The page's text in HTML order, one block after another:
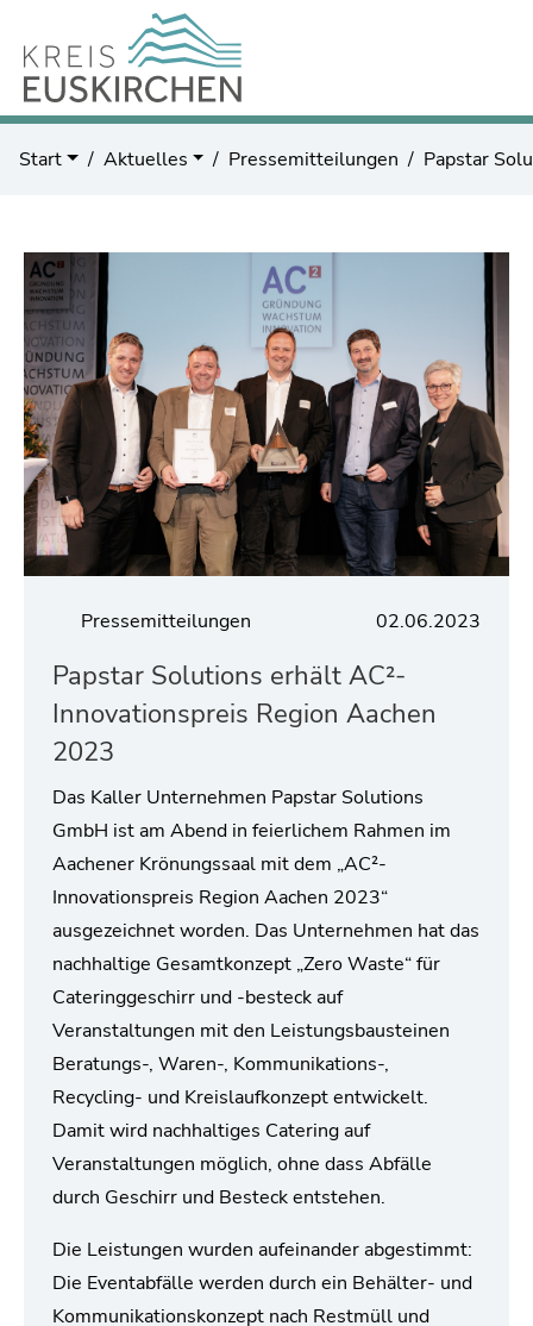
Start Aktuelles Pressemitteilungen Papstar
Pressemitteilungen 02.06.2023
Papstar Solutions erhält AC²-
Innovationspreis Region Aachen
2023
Das Kaller Unternehmen Papstar Solutions
GmbH ist am Abend in feierlichem Rahmen im
Aachener Krönungssaal mit dem „AC²-
Innovationspreis Region Aachen 2023“
ausgezeichnet worden. Das Unternehmen hat das
nachhaltige Gesamtkonzept „Zero Waste“ für
Cateringgeschirr und -besteck auf
Veranstaltungen mit den Leistungsbausteinen
Beratungs-, Waren-, Kommunikations-,
Recycling- und Kreislaufkonzept entwickelt.
Damit wird nachhaltiges Catering auf
Veranstaltungen möglich, ohne dass Abfälle
durch Geschirr und Besteck entstehen.
Die Leistungen wurden aufeinander abgestimmt:
Die Eventabfälle werden durch ein Behälter- und
Kommunikationskonzept nach Restmüll und